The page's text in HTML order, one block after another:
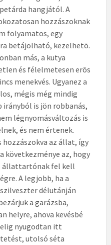
hangjától. A
hozzászoknak
folyamatos, egy
betájolható, kezelhetõ.
más, a kutya
és félelmetesen erõs
menekvés. Ugyanez a
mégis még mindig
is jön robbanás,
légnyomásváltozás is
és nem értenek.
hozzászokva az állat, így
következménye az, hogy
állattartónak fel kell
A legjobb, ha a
délutánján
a garázsba,
helyre, ahova kevésbé
nyugodtan itt
utolsó séta